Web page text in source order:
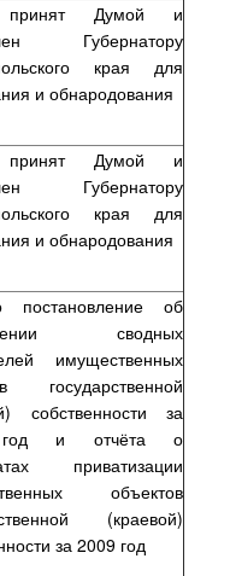
принят Думой и
Губернатору
края для
и обнародования
принят Думой и
Губернатору
края для
и обнародования
постановление об
сводных
имущественных
государственной
собственности за
и отчёта о
приватизации
объектов
(краевой)
за 2009 год